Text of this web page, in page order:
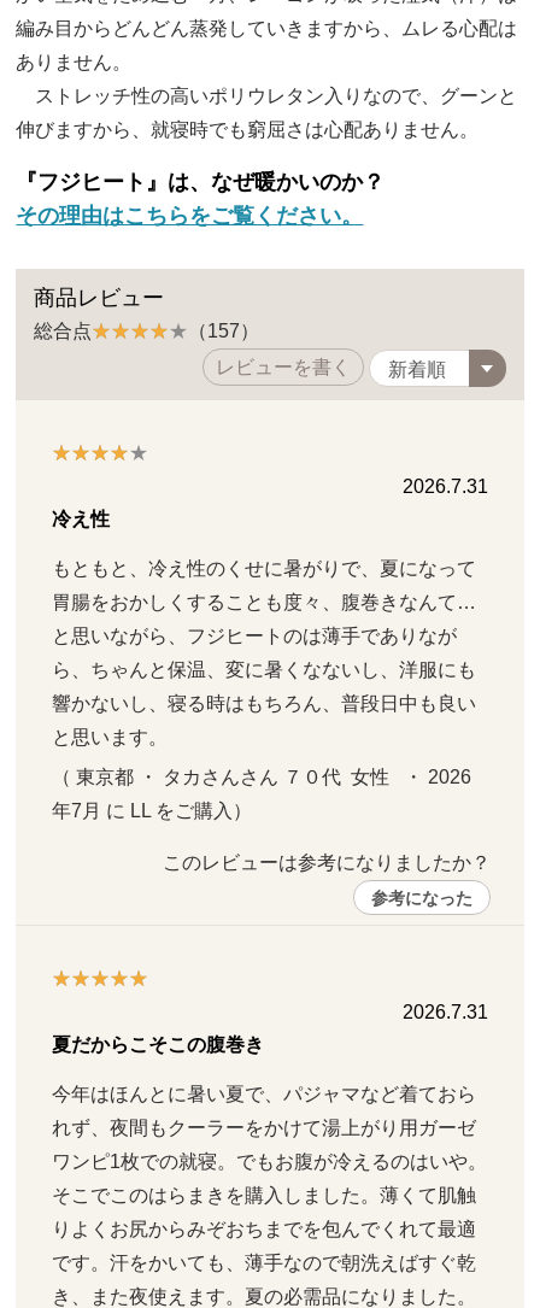
編み目からどんどん蒸発していきますから、ムレる心配は
ありません。
ストレッチ性の高いポリウレタン入りなので、グーンと
伸びますから、就寝時でも窮屈さは心配ありません。
『フジヒート』は、なぜ暖かいのか？
その理由はこちらをご覧ください。
商品レビュー
総合点
（157）
レビューを書く
2026.7.31
冷え性
もともと、冷え性のくせに暑がりで、夏になって
胃腸をおかしくすることも度々、腹巻きなんて…
と思いながら、フジヒートのは薄手でありなが
ら、ちゃんと保温、変に暑くなないし、洋服にも
響かないし、寝る時はもちろん、普段日中も良い
と思います。
（ 東京都 ・ タカさんさん ７０代  女性   ・ 2026
年7月 に LL をご購入）
このレビューは参考になりましたか？
参考になった
2026.7.31
夏だからこそこの腹巻き
今年はほんとに暑い夏で、パジャマなど着ておら
れず、夜間もクーラーをかけて湯上がり用ガーゼ
ワンピ1枚での就寝。でもお腹が冷えるのはいや。
そこでこのはらまきを購入しました。薄くて肌触
りよくお尻からみぞおちまでを包んでくれて最適
です。汗をかいても、薄手なので朝洗えばすぐ乾
き、また夜使えます。夏の必需品になりました。